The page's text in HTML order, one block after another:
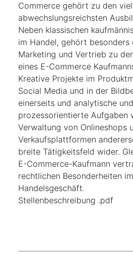
Commerce gehört zu den
abwechslungsreichsten
Neben klassischen
im Handel, gehört besonders
Marketing und Vertrieb zu
eines E-Commerce
Kreative Projekte im
Social Media und in der
einerseits und analytische und
prozessorientierte Aufgaben
Verwaltung von Onlineshops
Verkaufsplattformen
breite Tätigkeitsfeld wider.
E-Commerce-Kaufmann
rechtlichen Besonderheiten im
Handelsgeschäft.
Stellenbeschreibung .pdf